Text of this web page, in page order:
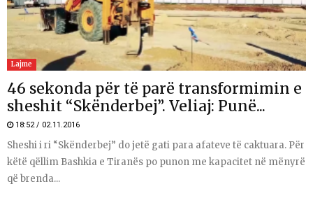
Lajme
46 sekonda për të parë transformimin e
sheshit “Skënderbej”. Veliaj: Punë...
18:52 / 02.11.2016
Sheshi i ri “Skënderbej” do jetë gati para afateve të caktuara. Për
këtë qëllim Bashkia e Tiranës po punon me kapacitet në mënyrë
që brenda...